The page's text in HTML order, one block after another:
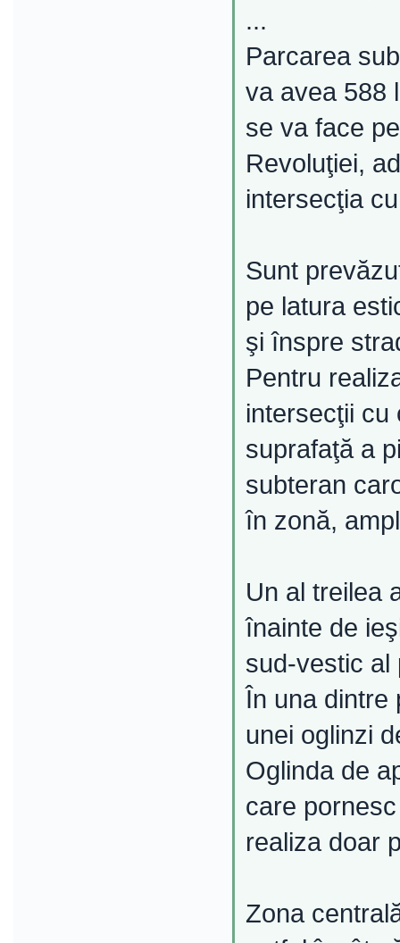
...
Parcarea
va avea 588
se va face
Revoluţiei,
intersecţia
Sunt
pe latura
şi înspre
Pentru
intersecţii cu
suprafaţă a
subteran
în zonă,
Un al treilea
înainte de
sud-vestic al
În una dintre
unei oglinzi
Oglinda de
care
realiza doar
Zona